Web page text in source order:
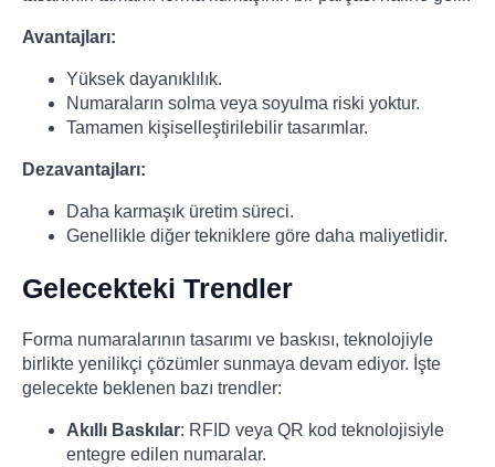
Avantajları:
Yüksek dayanıklılık.
Numaraların solma veya soyulma riski yoktur.
Tamamen kişiselleştirilebilir tasarımlar.
Dezavantajları:
Daha karmaşık üretim süreci.
Genellikle diğer tekniklere göre daha maliyetlidir.
Gelecekteki Trendler
Forma numaralarının tasarımı ve baskısı, teknolojiyle
birlikte yenilikçi çözümler sunmaya devam ediyor. İşte
gelecekte beklenen bazı trendler:
Akıllı Baskılar: RFID veya QR kod teknolojisiyle
entegre edilen numaralar.